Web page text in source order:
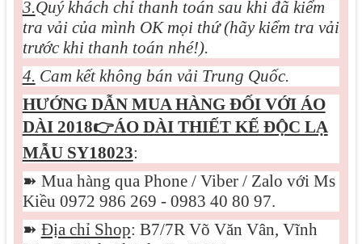
3.Quý khách chỉ thanh toán sau khi đã kiểm
tra vải của mình OK mọi thứ (hãy kiểm tra vải
trước khi thanh toán nhé!).
4. Cam kết không bán vải Trung Quốc.
HƯỚNG DẪN MUA HÀNG ĐỐI VỚI ÁO
DÀI 2018👉ÁO DÀI THIẾT KẾ ĐỘC LẠ
MẪU SY18023:
➽ Mua hàng qua Phone / Viber / Zalo với Ms
Kiều 0972 986 269 - 0983 40 80 97.
➽ Địa chỉ Shop: B7/7R Võ Văn Vân, Vĩnh